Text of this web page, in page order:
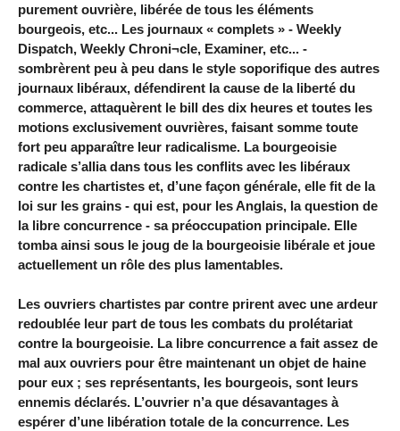
purement ouvrière, libérée de tous les éléments
bourgeois, etc... Les journaux « complets » - Weekly
Dispatch, Weekly Chroni¬cle, Examiner, etc... -
sombrèrent peu à peu dans le style soporifique des autres
journaux libéraux, défendirent la cause de la liberté du
commerce, attaquèrent le bill des dix heures et toutes les
motions exclusivement ouvrières, faisant somme toute
fort peu apparaître leur radicalisme. La bourgeoisie
radicale s’allia dans tous les conflits avec les libéraux
contre les chartistes et, d’une façon générale, elle fit de la
loi sur les grains - qui est, pour les Anglais, la question de
la libre concurrence - sa préoccupation principale. Elle
tomba ainsi sous le joug de la bourgeoisie libérale et joue
actuellement un rôle des plus lamentables.
Les ouvriers chartistes par contre prirent avec une ardeur
redoublée leur part de tous les combats du prolétariat
contre la bourgeoisie. La libre concurrence a fait assez de
mal aux ouvriers pour être maintenant un objet de haine
pour eux ; ses représentants, les bourgeois, sont leurs
ennemis déclarés. L’ouvrier n’a que désavantages à
espérer d’une libération totale de la concurrence. Les